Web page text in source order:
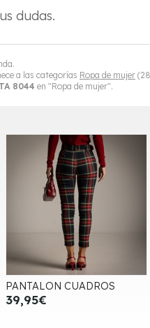
a las categorías Ropa de mujer
8044 en "Ropa de mujer".
dudas.
PANTALON CUADROS
39,95€